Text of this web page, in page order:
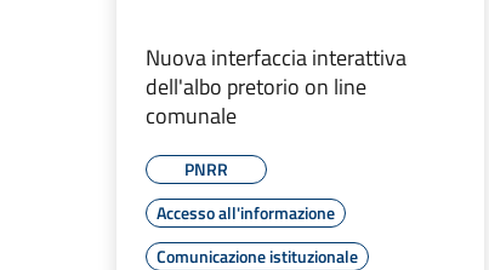
Nuova interfaccia interattiva
dell'albo pretorio on line
comunale
PNRR
Accesso all'informazione
Comunicazione istituzionale